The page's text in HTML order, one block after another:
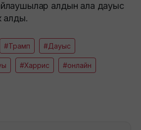
алдын ала дауыс
алды.
#Трамп #Дауыс
#Харрис #онлайн